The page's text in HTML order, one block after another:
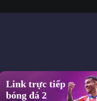
Link trực tiếp
bóng đá 2